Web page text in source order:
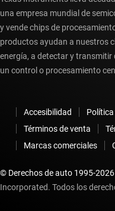
una empresa mundial de
y vende chips de
productos ayudan a nuestros
energía, a detectar y
un control o procesamiento
Accesibilidad
Términos de venta
Marcas comerciales
© Derechos de auto 1995-2026
Incorporated. Todos los